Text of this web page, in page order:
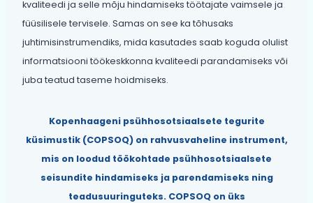
kvaliteedi ja selle mõju hindamiseks töötajate vaimsele ja
füüsilisele tervisele. Samas on see ka tõhusaks
juhtimisinstrumendiks, mida kasutades saab koguda olulist
informatsiooni töökeskkonna kvaliteedi parandamiseks või
juba teatud taseme hoidmiseks.
Kopenhaageni psühhosotsiaalsete tegurite
küsimustik (COPSOQ) on rahvusvaheline instrument,
mis on loodud töökohtade psühhosotsiaalsete
seisundite hindamiseks ja parendamiseks ning
teadusuuringuteks. COPSOQ on üks